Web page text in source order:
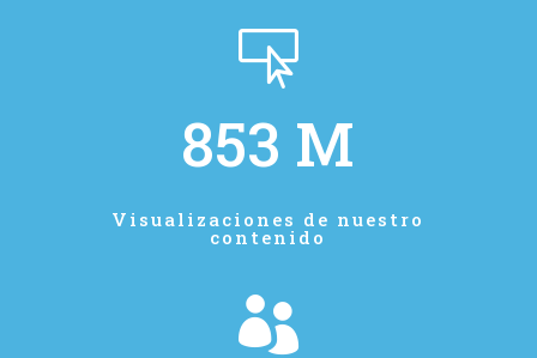

853 M
Visualizaciones de nuestro
contenido
